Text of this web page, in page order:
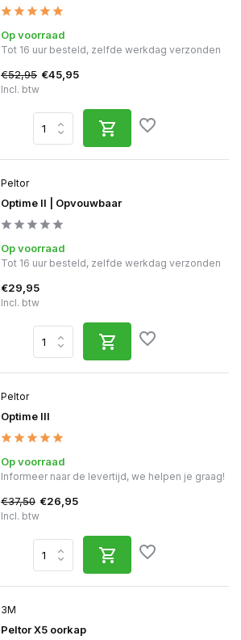
Op voorraad
Tot 16 uur besteld, zelfde werkdag verzonden
€52,95 €45,95
Incl. btw
Peltor
Optime II | Opvouwbaar
Op voorraad
Tot 16 uur besteld, zelfde werkdag verzonden
€29,95
Incl. btw
Peltor
Optime III
Op voorraad
Informeer naar de levertijd, we helpen je graag!
€37,50 €26,95
Incl. btw
3M
Peltor X5 oorkap